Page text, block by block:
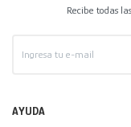
Recibe todas
AYUDA